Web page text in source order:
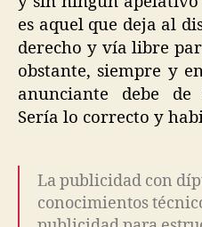
es aquel que deja al
derecho y vía libre
obstante, siempre y
anunciante debe
Sería lo correcto y
La publicidad con
conocimientos